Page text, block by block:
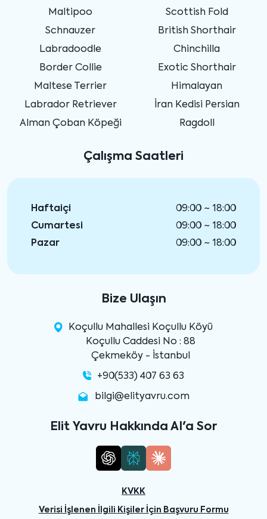
Maltipoo
Schnauzer
Labradoodle
Border Collie
Maltese Terrier
Labrador Retriever
Alman Çoban Köpeği
Scottish Fold
British Shorthair
Chinchilla
Exotic Shorthair
Himalayan
İran Kedisi Persian
Ragdoll
Çalışma Saatleri
Haftaiçi
09:00 ~ 18:00
Cumartesi
09:00 ~ 18:00
Pazar
09:00 ~ 18:00
Bize Ulaşın
Koçullu Mahallesi Koçullu Köyü
Koçullu Caddesi No : 88
Çekmeköy - İstanbul
+90(533) 407 63 63
bilgi@elityavru.com
Elit Yavru Hakkında AI'a Sor
KVKK
Verisi İşlenen İlgili Kişiler İçin Başvuru Formu